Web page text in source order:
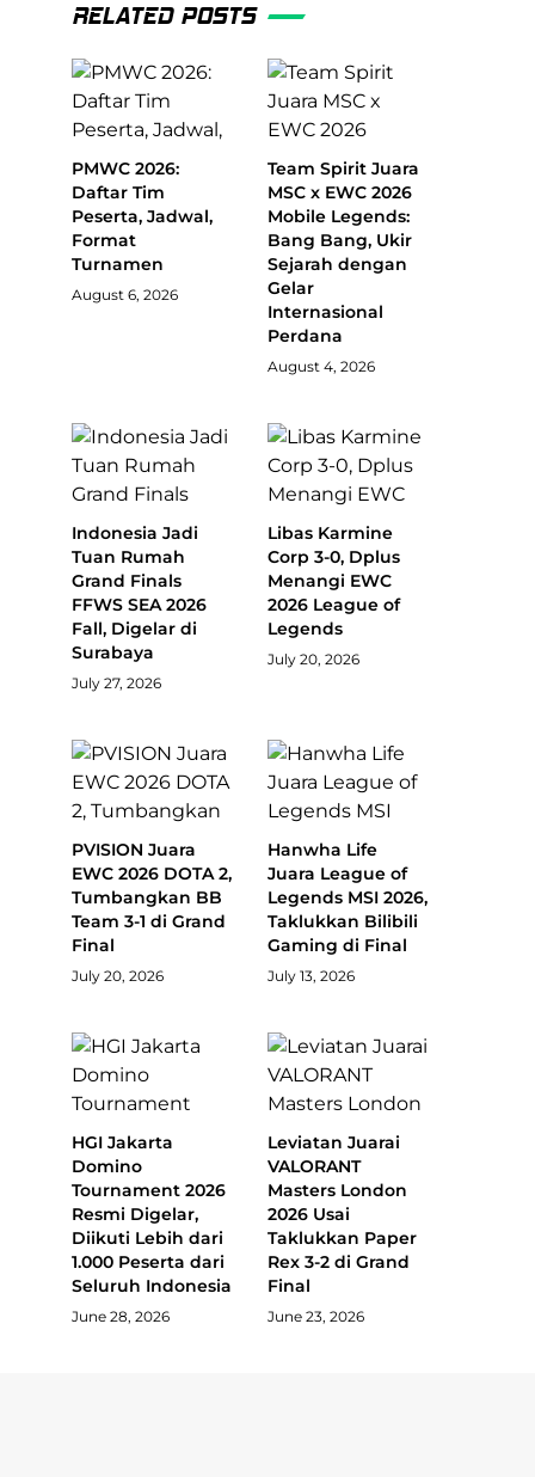
RELATED POSTS
PMWC 2026:
Daftar Tim
Peserta, Jadwal,
Format
Turnamen
August 6, 2026
Team Spirit Juara
MSC x EWC 2026
Mobile Legends:
Bang Bang, Ukir
Sejarah dengan
Gelar
Internasional
Perdana
August 4, 2026
Indonesia Jadi
Tuan Rumah
Grand Finals
FFWS SEA 2026
Fall, Digelar di
Surabaya
July 27, 2026
Libas Karmine
Corp 3-0, Dplus
Menangi EWC
2026 League of
Legends
July 20, 2026
PVISION Juara
EWC 2026 DOTA 2,
Tumbangkan BB
Team 3-1 di Grand
Final
July 20, 2026
Hanwha Life
Juara League of
Legends MSI 2026,
Taklukkan Bilibili
Gaming di Final
July 13, 2026
HGI Jakarta
Domino
Tournament 2026
Resmi Digelar,
Diikuti Lebih dari
1.000 Peserta dari
Seluruh Indonesia
June 28, 2026
Leviatan Juarai
VALORANT
Masters London
2026 Usai
Taklukkan Paper
Rex 3-2 di Grand
Final
June 23, 2026